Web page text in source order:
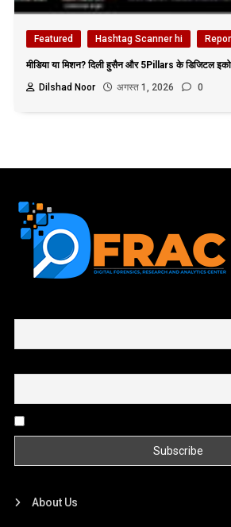
Featured Hashtag Scanner hi
मीडिया या मिशन? दिली हुसैन और 5Pillars के डिजिटल
Dilshad Noor
अगस्त 1, 2026 0
About Us